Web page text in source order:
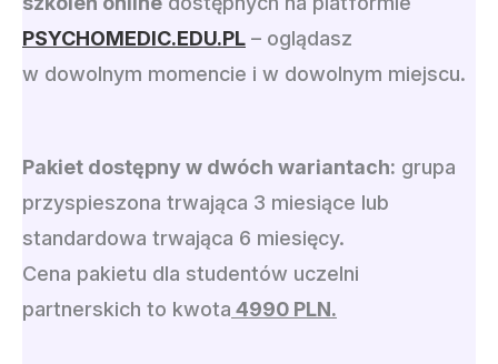
PSYCHOMEDIC.EDU.PL – oglądasz
w dowolnym momencie i w dowolnym miejscu.
Pakiet dostępny w dwóch wariantach: grupa
przyspieszona trwająca 3 miesiące lub
standardowa trwająca 6 miesięcy.
Cena pakietu dla studentów uczelni
partnerskich to kwota 4990 PLN.